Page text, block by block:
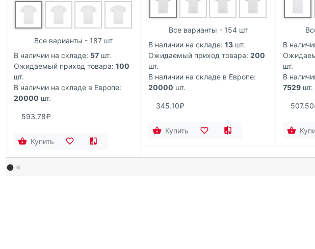
Все варианты - 187 шт
В наличии на складе: 57 шт.
Ожидаемый приход товара: 100
шт.
В наличии на складе в Европе:
20000 шт.
593.78₽
Купить
Все варианты - 154 шт
В наличии на складе: 13 шт.
Ожидаемый приход товара: 200
шт.
В наличии на складе в Европе:
20000 шт.
345.10₽
Купить
В
шт.
В
7529 шт.